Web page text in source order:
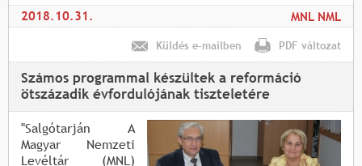
2018.10.31. MNL NML
Küldés e-mailben PDF változat
Számos programmal készültek a reformáció
ötszázadik évfordulójának tiszteletére
"Salgótarján A
Magyar Nemzeti
Levéltár (MNL)